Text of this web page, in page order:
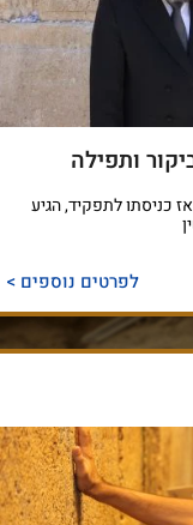
ותפילה
כניסתו לתפקיד, הגיע
לפרטים נוספים >